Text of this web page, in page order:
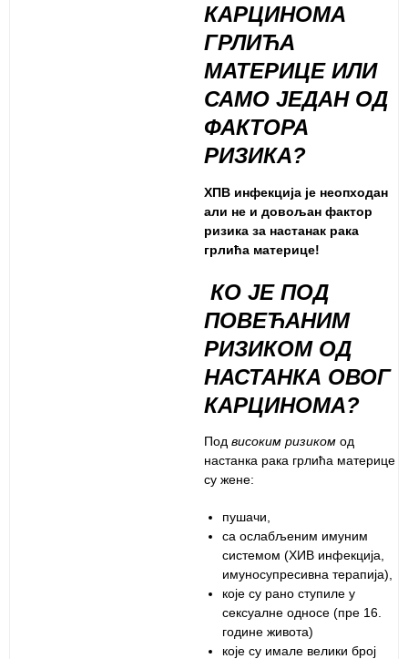
КАРЦИНОМА
ГРЛИЋА
МАТЕРИЦЕ ИЛИ
САМО ЈЕДАН ОД
ФАКТОРА
РИЗИКА?
ХПВ инфекција је неопходан
али не и довољан фактор
ризика за настанак рака
грлића материце!
КО ЈЕ ПОД
ПОВЕЋАНИМ
РИЗИКОМ ОД
НАСТАНКА ОВОГ
КАРЦИНОМА?
Под високим ризиком од
настанка рака грлића материце
су жене:
пушачи,
са ослабљеним имуним
системом (ХИВ инфекција,
имуносупресивна терапија),
које су рано ступиле у
сексуалне односе (пре 16.
године живота)
које су имале велики број